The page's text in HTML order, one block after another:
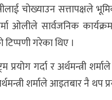
चोख्याउन सत्तापक्षले
ओलीले सार्वजनिक
गरेका थिए ।
प्रयोग गर्दा र अर्थमन्त्री
शर्माले आइतबार नै